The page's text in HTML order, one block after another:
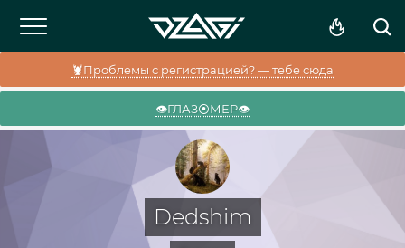
🦞Проблемы с регистрацией? — тебе сюда
👁️ГЛАЗ⦿МЕР👁️
Dedshim